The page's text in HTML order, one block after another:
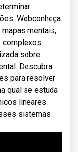
Webconheça
mentais,
complexos.
sobre
Descubra
para resolver
qual se estuda
lineares.
sistemas